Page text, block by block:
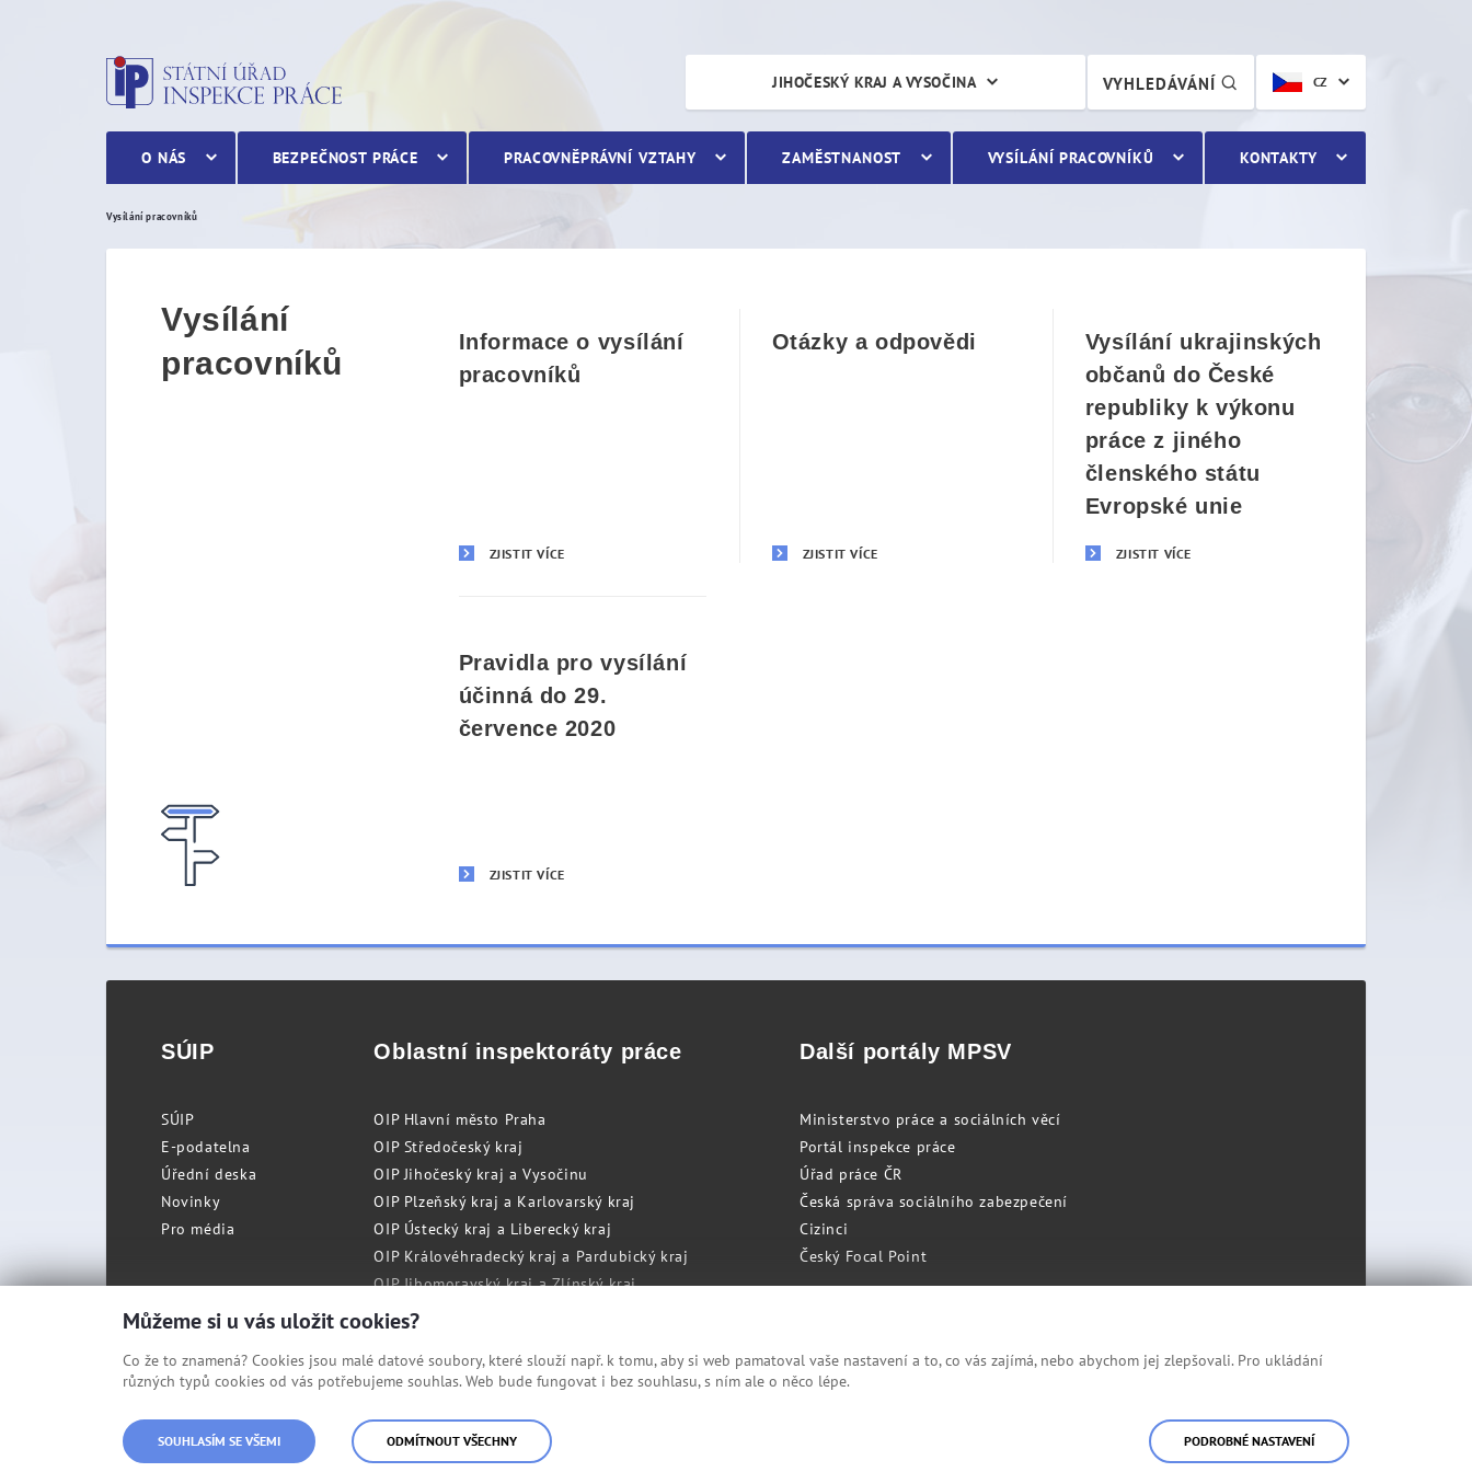
Vysílání pracovníků
CZ
VYHLEDÁVÁNÍ
JIHOČESKÝ KRAJ A VYSOČINA
O NÁS BEZPEČNOST PRÁCE PRACOVNĚPRÁVNÍ VZTAHY ZAMĚSTNANOST VYSÍLÁNÍ PRACOVNÍKŮ KONTAKTY
Vysílání pracovníků
Vysílání
pracovníků
Informace o vysílání
pracovníků
ZJISTIT VÍCE
Otázky a odpovědi
ZJISTIT VÍCE
Vysílání ukrajinských
občanů do České
republiky k výkonu
práce z jiného
členského státu
Evropské unie
ZJISTIT VÍCE
Pravidla pro vysílání
účinná do 29.
července 2020
ZJISTIT VÍCE
SÚIP
SÚIP
E-podatelna
Úřední deska
Novinky
Pro média
Oblastní inspektoráty práce
OIP Hlavní město Praha
OIP Středočeský kraj
OIP Jihočeský kraj a Vysočinu
OIP Plzeňský kraj a Karlovarský kraj
OIP Ústecký kraj a Liberecký kraj
OIP Královéhradecký kraj a Pardubický kraj
OIP Jihomoravský kraj a Zlínský kraj
OIP Moravskoslezský kraj a Olomoucký kraj
Další portály MPSV
Ministerstvo práce a sociálních věcí
Portál inspekce práce
Úřad práce ČR
Česká správa sociálního zabezpečení
Cizinci
Český Focal Point
© Státní úřad inspekce práce
Můžeme si u vás uložit cookies?
Co že to znamená? Cookies jsou malé datové soubory, které slouží např. k tomu, aby si web pamatoval vaše nastavení a to, co vás zajímá, nebo abychom jej zlepšovali. Pro ukládání
různých typů cookies od vás potřebujeme souhlas. Web bude fungovat i bez souhlasu, s ním ale o něco lépe.
SOUHLASÍM SE VŠEMI ODMÍTNOUT VŠECHNY PODROBNÉ NASTAVENÍ